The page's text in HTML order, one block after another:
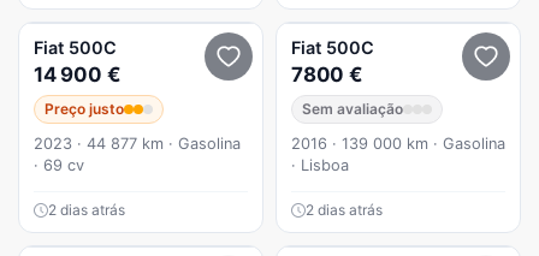
Fiat 500C
14 900 €
Preço justo
2023 · 44 877 km · Gasolina
· 69 cv
2 dias atrás
Fiat 500C
7800 €
Sem avaliação
2016 · 139 000 km · Gasolina
· Lisboa
2 dias atrás